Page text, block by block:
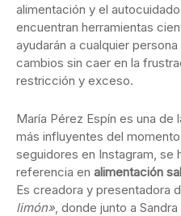
alimentación y el
encuentran herramientas
ayudarán a cualquier
cambios sin caer en la
restricción y exceso.
María Pérez Espín es una
más influyentes del
seguidores en Instagram, se
referencia en alimentación
Es creadora y presentadora
limón», donde junto a